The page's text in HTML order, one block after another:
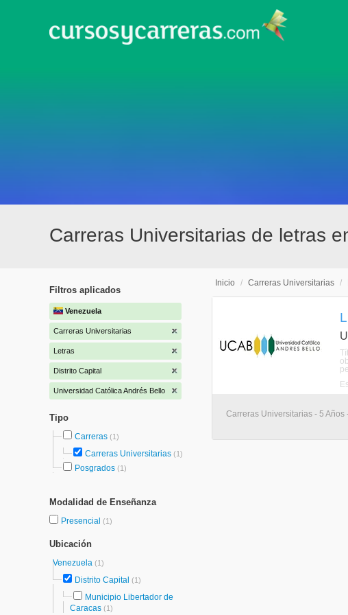
Carreras Universitarias de letras
Filtros aplicados
Venezuela
Carreras Universitarias
Letras
Distrito Capital
Universidad Católica Andrés Bello
Tipo
Carreras (1)
Carreras Universitarias (1)
Posgrados (1)
Modalidad de Enseñanza
Presencial (1)
Ubicación
Venezuela (1)
Distrito Capital (1)
Municipio Libertador de
Caracas (1)
Inicio / Carreras Universitarias /
Carreras Universitarias - 5